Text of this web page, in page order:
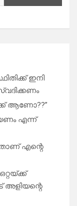
ഇനി
ആണോ??”
എന്ന്
എന്റെ
അളിയന്റെ